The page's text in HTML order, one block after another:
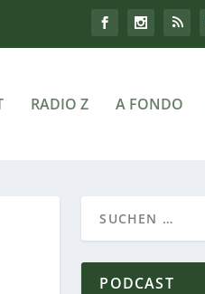
RADIO Z A FONDO
PODCAST